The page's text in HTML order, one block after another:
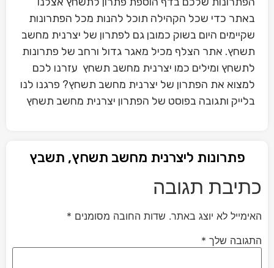
באתר כדי שכל הקהילה תוכל להנות מכל הפתרונות
שקיימים היום בשוק כמובן גם לפתרון של יצרנית מחשב
תשחץ. אתר הצלף מכיל מאגר גדול ורחב של פתרונות
לתשחץ ומילים כמו יצרנית מחשב תשחץ עזרנו לכם
למצוא את הפתרון של יצרנית מחשב תשחץ? פרגנו לנו
בלייק ותגובה בפוסט של הפתרון יצרנית מחשב תשחץ
פתרונות ליצרנית מחשב תשחץ, תשבץ
כתיבת תגובה
האימייל לא יוצג באתר. שדות החובה מסומנים *
התגובה שלך *